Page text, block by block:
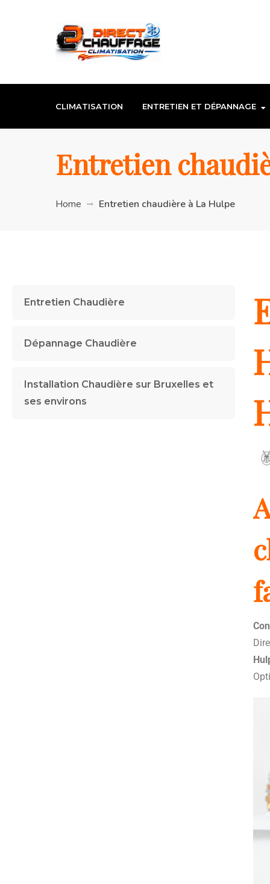
CLIMATISATION ENTRETIEN ET DÉPANNAGE
Entretien
Home Entretien chaudière à La Hulpe
Entretien Chaudière
Dépannage Chaudière
Installation Chaudière sur Bruxelles et
ses environs